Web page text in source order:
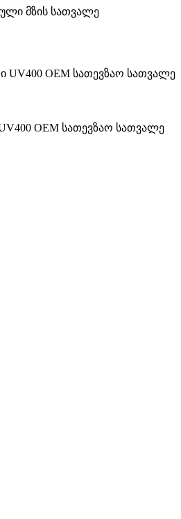
მზის სათვალე
OEM სათევზაო სათვალე